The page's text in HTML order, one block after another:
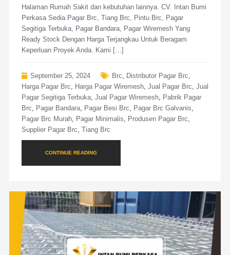
Halaman Rumah Sakit dan kebutuhan lainnya. CV. Intan Bumi
Perkasa Sedia Pagar Brc, Tiang Brc, Pintu Brc, Pagar
Segitiga Terbuka, Pagar Bandara, Pagar Wiremesh Yang
Ready Stock Dengan Harga Terjangkau Untuk Beragam
Keperluan Proyek Anda. Kami […]
September 25, 2024 Brc, Distributor Pagar Brc,
Harga Pagar Brc, Harga Pagar Wiremesh, Jual Pagar Brc, Jual
Pagar Segitiga Terbuka, Jual Pagar Wiremesh, Pabrik Pagar
Brc, Pagar Bandara, Pagar Besi Brc, Pagar Brc Galvanis,
Pagar Brc Murah, Pagar Minimalis, Produsen Pagar Brc,
Supplier Pagar Brc, Tiang Brc
CONTINUE READING